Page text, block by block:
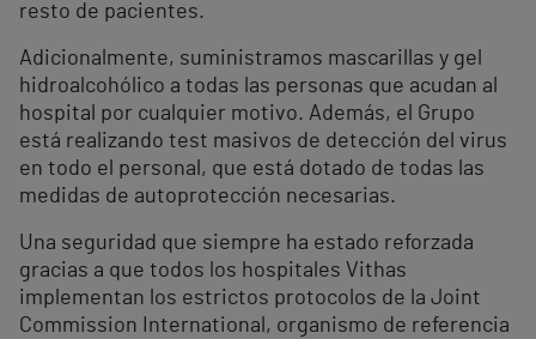
resto de pacientes.
Adicionalmente, suministramos mascarillas y gel
hidroalcohólico a todas las personas que acudan al
hospital por cualquier motivo. Además, el Grupo
está realizando test masivos de detección del virus
en todo el personal, que está dotado de todas las
medidas de autoprotección necesarias.
Una seguridad que siempre ha estado reforzada
gracias a que todos los hospitales Vithas
implementan los estrictos protocolos de la Joint
Commission International, organismo de referencia